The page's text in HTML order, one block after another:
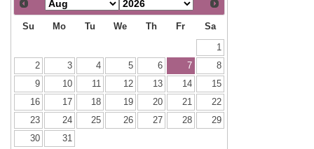
Su Mo Tu We Th Fr Sa
1
2
3 4 5 6 7
8
9
10 11 12 13 14
15
16
17 18 19 20 21
22
23
24 25 26 27 28
29
30
31